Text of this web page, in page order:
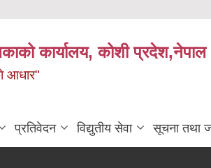
कार्यालय, कोशी प्रदेश,नेपाल
आधार"
प्रतिवेदन विद्युतीय सेवा सूचना तथा